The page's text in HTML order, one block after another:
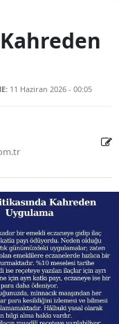
11 Haziran 2026 - 00:05